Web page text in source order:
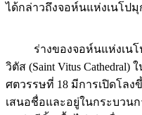
ได้กล่าวถึงจอห์นแห่งเนโป
ร่างของจอห์นแห่งเนโป
วิตัส (Saint Vitus
ศตวรรษที่ 18 มีการเปิดโล
เสนอชื่อและอยู่ในกระบวน